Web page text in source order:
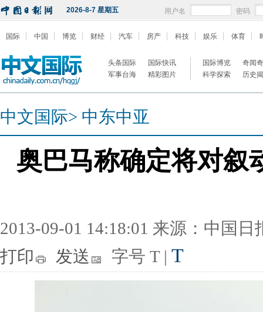
2026-8-7 星期五 用户名 密码
国际 中国 博览 财经 汽车 房产 科技 娱乐 体育
头条国际
国际快讯
军事台海
精彩图片
国际博览
奇闻
科学探索
历史
中文国际> 中东中亚
奥巴马称确定将对叙
2013-09-01 14:18:01 来源：中国日
打印
发送 字号 T | T